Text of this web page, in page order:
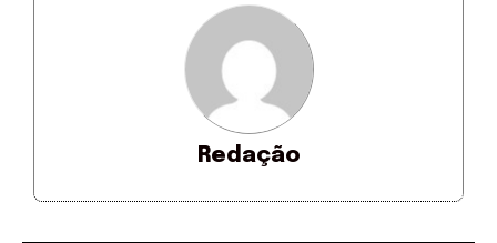
Redação